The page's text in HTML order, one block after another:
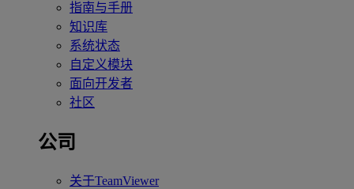
指南与手册
知识库
系统状态
自定义模块
面向开发者
社区
公司
关于TeamViewer